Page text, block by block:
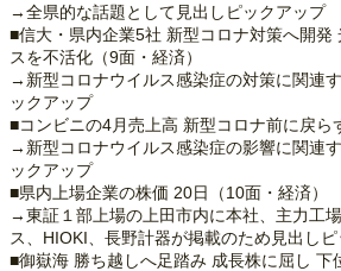
→全県的な話題として見出しピックアップ
■信大・県内企業5社 新型コロナ対策へ開発
スを不活化（9面・経済）
→新型コロナウイルス感染症の対策に関連
ックアップ
■コンビニの4月売上高 新型コロナ前に戻ら
→新型コロナウイルス感染症の影響に関連
ックアップ
■県内上場企業の株価 20日（10面・経済）
→東証１部上場の上田市内に本社、主力工
ス、HIOKI、長野計器が掲載のため見出し
■御嶽海 勝ち越しへ足踏み 成長株に屈し 下